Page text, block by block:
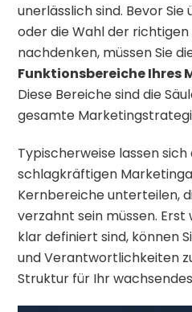
unerlässlich sind. Bevor
oder die Wahl der
nachdenken, müssen Sie
Funktionsbereiche Ihres
Diese Bereiche sind die
gesamte
Typischerweise lassen
schlagkräftigen
Kernbereiche unterteilen,
verzahnt sein müssen.
klar definiert sind, können
und Verantwortlichkeiten
Struktur für Ihr